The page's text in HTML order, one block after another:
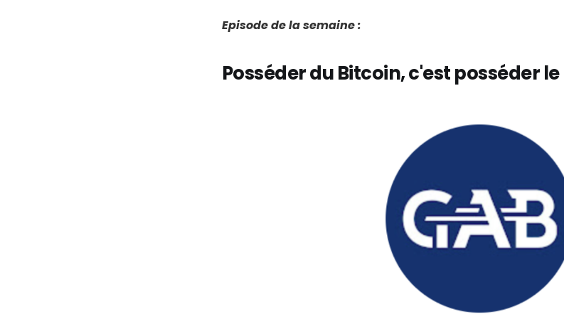
Episode de la semaine :
Posséder du Bitcoin, c'est posséder